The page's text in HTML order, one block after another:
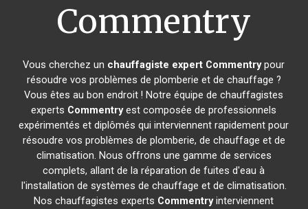
Commentry
Vous cherchez un chauffagiste expert Commentrypour
résoudre vos problèmes de plomberie et de chauffage ?
Vous êtes au bon endroit ! Notre équipe de chauffagistes
experts Commentryest composée de professionnels
expérimentés et diplômés qui interviennent rapidement pour
résoudre vos problèmes de plomberie, de chauffage et de
climatisation. Nous offrons une gamme de services
complets, allant de la réparation de fuites d'eau à
l'installation de systèmes de chauffage et de climatisation.
Nos chauffagistes experts Commentryinterviennent